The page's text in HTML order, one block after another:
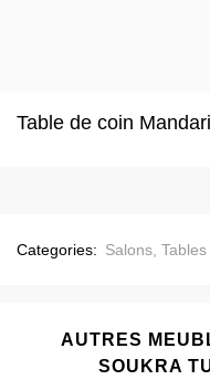
Table de coin
Categories: Salons
AUTRES
SOUKRA